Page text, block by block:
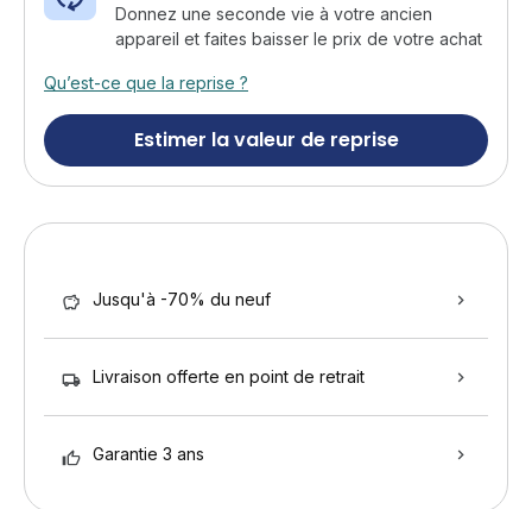
Donnez une seconde vie à votre ancien
appareil et faites baisser le prix de votre achat
Qu’est-ce que la reprise ?
Estimer la valeur de reprise
Jusqu'à -70% du neuf
Livraison offerte en point de retrait
Garantie 3 ans